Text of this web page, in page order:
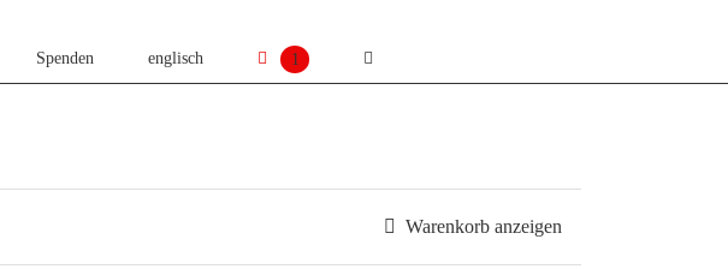
Spenden englisch 1
Warenkorb anzeigen